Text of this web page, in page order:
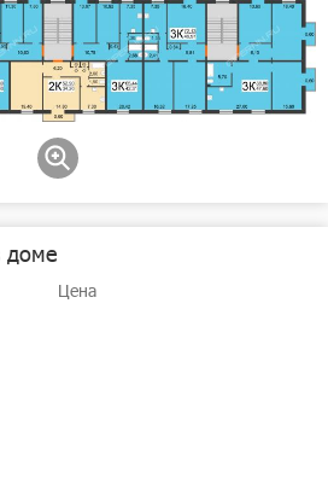
доме
Цена